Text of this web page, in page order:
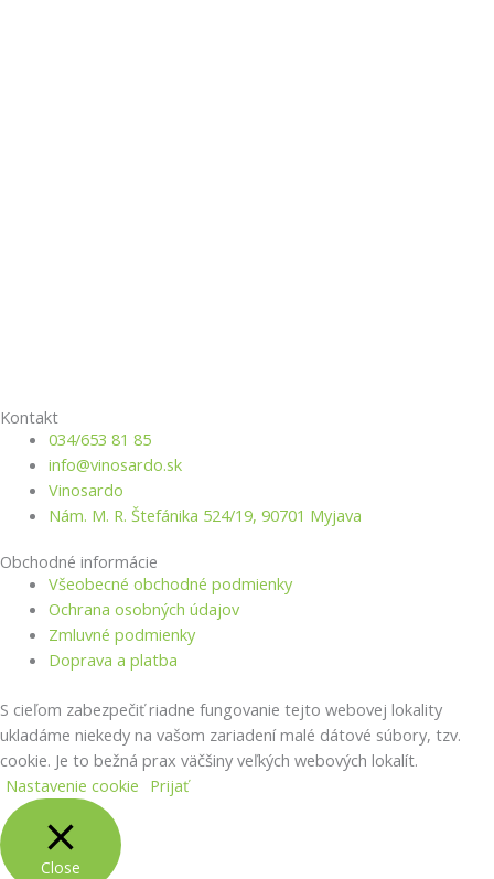
Kontakt
034/653 81 85
info@vino­sardo.sk
Vinosardo
Nám. M. R. Štefánika 524/19, 90701 Myjava
Obchodné informácie
Všeobecné obchodné podmienky
Ochrana osobných údajov
Zmluvné podmienky
Doprava a platba
S cieľom zabezpečiť riadne fungovanie tejto webovej lokality
ukladáme niekedy na vašom zariadení malé dátové súbory, tzv.
cookie. Je to bežná prax väčšiny veľkých webových lokalít.
Nastavenie cookie Prijať
Close